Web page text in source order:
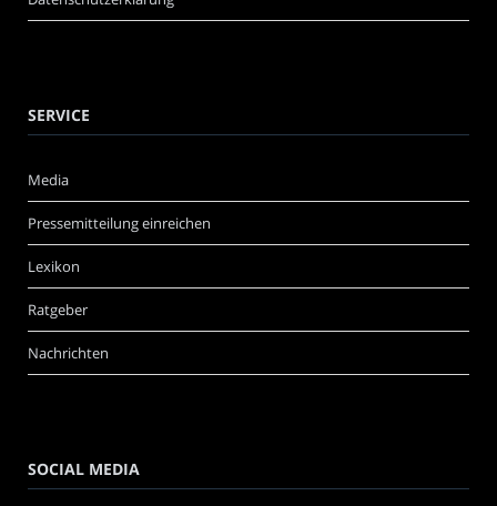
SERVICE
Media
Pressemitteilung einreichen
Lexikon
Ratgeber
Nachrichten
SOCIAL MEDIA